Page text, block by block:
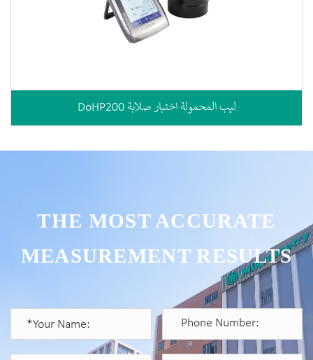
DoHP200 ليب المحمولة اختبار صلابة
THE MOST ACCURATE
MEASUREMENT RESULTS